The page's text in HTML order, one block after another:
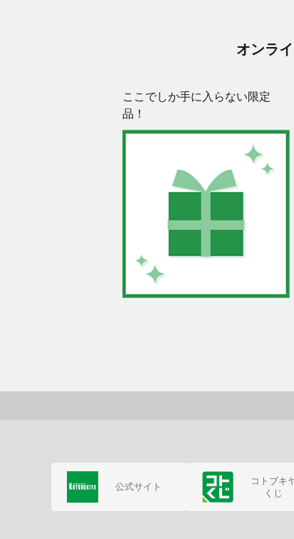
オンラ
ここでしか手に入らない限定
品！
公式サイト
コトブキ
くじ